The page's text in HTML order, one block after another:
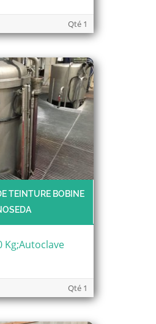
Qté 1
TEINTURE BOBINE
Kg;Autoclave
Qté 1